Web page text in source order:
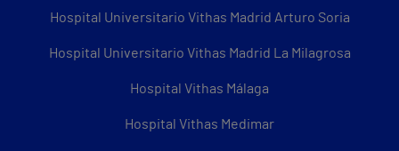
Hospital Universitario Vithas Madrid Arturo Soria
Hospital Universitario Vithas Madrid La Milagrosa
Hospital Vithas Málaga
Hospital Vithas Medimar